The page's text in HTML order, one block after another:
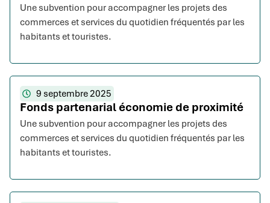
Une subvention pour accompagner les projets des
commerces et services du quotidien fréquentés par les
habitants et touristes.
9 septembre 2025
Fonds partenarial économie de proximité
Une subvention pour accompagner les projets des
commerces et services du quotidien fréquentés par les
habitants et touristes.